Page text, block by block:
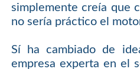
simplemente creía que
no sería práctico el
Sí ha cambiado de
empresa experta en el